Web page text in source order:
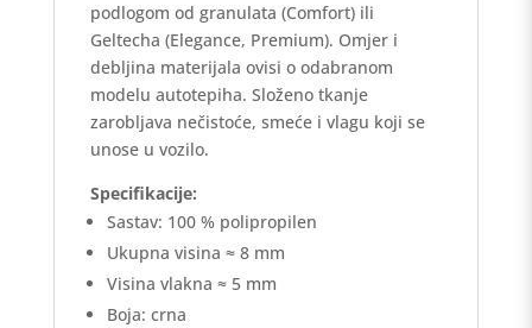
podlogom od granulata (Comfort) ili
Geltecha (Elegance, Premium). Omjer i
debljina materijala ovisi o odabranom
modelu autotepiha. Složeno tkanje
zarobljava nečistoće, smeće i vlagu koji se
unose u vozilo.
Specifikacije:
Sastav: 100 % polipropilen
Ukupna visina ≈ 8 mm
Visina vlakna ≈ 5 mm
Boja: crna